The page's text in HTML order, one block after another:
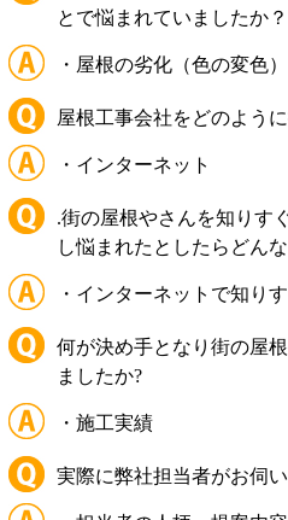
とで悩まれていましたか？
・屋根の劣化（色の変色）
屋根工事会社をどのよう
・インターネット
.街の屋根やさんを知りす
し悩まれたとしたらどん
・インターネットで知り
何が決め手となり街の屋
ましたか?
・施工実績
実際に弊社担当者がお伺